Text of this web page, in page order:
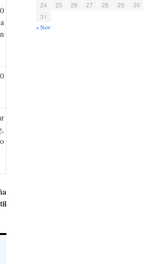
24
25 26 27 28 29
30
31
« Nov